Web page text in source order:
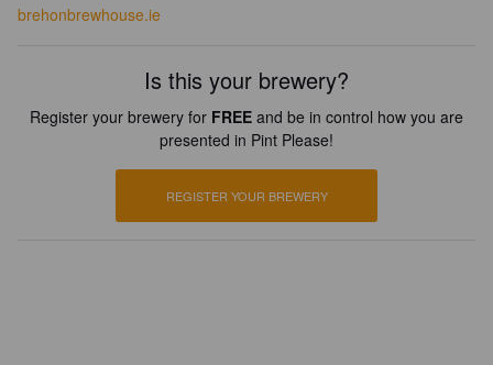
brehonbrewhouse.ie
Is this your brewery?
Register your brewery for FREE and be in control how you are
presented in Pint Please!
REGISTER YOUR BREWERY